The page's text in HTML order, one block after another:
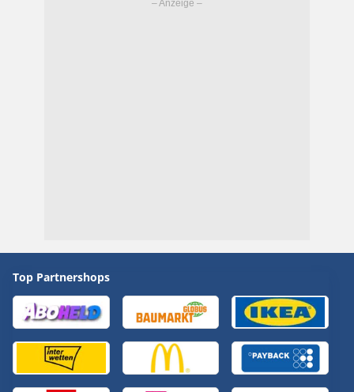
Top Partnershops